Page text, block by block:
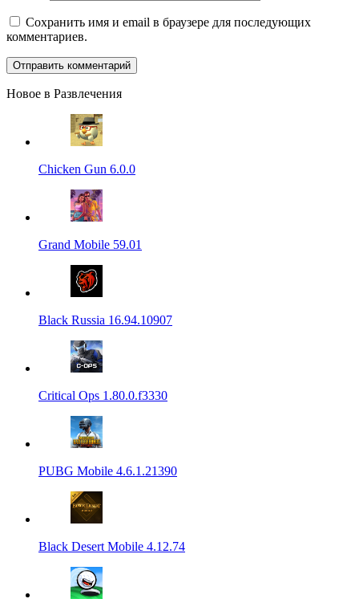
Сохранить имя и email в браузере для последующих
комментариев.
Новое в Развлечения
Chicken Gun 6.0.0
Grand Mobile 59.01
Black Russia 16.94.10907
Critical Ops 1.80.0.f3330
PUBG Mobile 4.6.1.21390
Black Desert Mobile 4.12.74